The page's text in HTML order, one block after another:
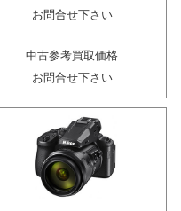
お問合せ下さい
中古参考買取価格
お問合せ下さい